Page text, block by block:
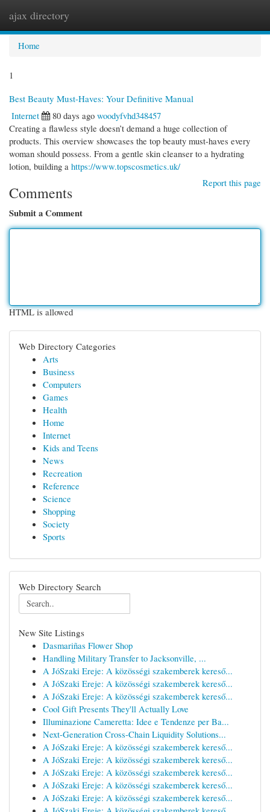
ajax directory
Home
1
Best Beauty Must-Haves: Your Definitive Manual
Internet
80 days ago woodyfvhd348457
Creating a flawless style doesn’t demand a huge collection of
products. This overview showcases the top beauty must-haves every
woman should possess. From a gentle skin cleanser to a hydrating
lotion, building a https://www.topscosmetics.uk/
Report this page
Comments
Submit a Comment
HTML is allowed
Web Directory Categories
Arts
Business
Computers
Games
Health
Home
Internet
Kids and Teens
News
Recreation
Reference
Science
Shopping
Society
Sports
Web Directory Search
New Site Listings
Dasmariñas Flower Shop
Handling Military Transfer to Jacksonville, ...
A JóSzaki Ereje: A közösségi szakemberek kereső...
A JóSzaki Ereje: A közösségi szakemberek kereső...
A JóSzaki Ereje: A közösségi szakemberek kereső...
Cool Gift Presents They'll Actually Love
Illuminazione Cameretta: Idee e Tendenze per Ba...
Next-Generation Cross-Chain Liquidity Solutions...
A JóSzaki Ereje: A közösségi szakemberek kereső...
A JóSzaki Ereje: A közösségi szakemberek kereső...
A JóSzaki Ereje: A közösségi szakemberek kereső...
A JóSzaki Ereje: A közösségi szakemberek kereső...
A JóSzaki Ereje: A közösségi szakemberek kereső...